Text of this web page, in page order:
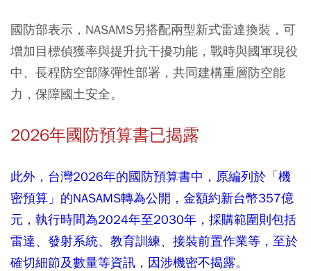
國防部表示，NASAMS另搭配兩型新式雷達換裝，可
增加目標偵獲率與提升抗干擾功能，戰時與國軍現役
中、長程防空部隊彈性部署，共同建構重層防空能
力，保障國土安全。
2026年國防預算書已揭露
此外，台灣2026年的國防預算書中，原編列於「機
密預算」的NASAMS轉為公開，金額約新台幣357億
元，執行時間為2024年至2030年，採購範圍則包括
雷達、發射系統、教育訓練、接裝前置作業等，至於
確切細節及數量等資訊，因涉機密不揭露。